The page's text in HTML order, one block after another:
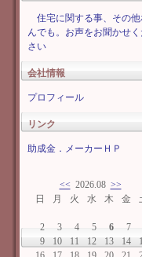
住宅に関する事、その他
んでも。お声をお聞かせ
さい
会社情報
プロフィール
リンク
助成金．メーカーＨＰ
<< 2026.08 >>
日
2
9
月
3
10
火
4
11
水
5
12
木
6
13
金
7
14